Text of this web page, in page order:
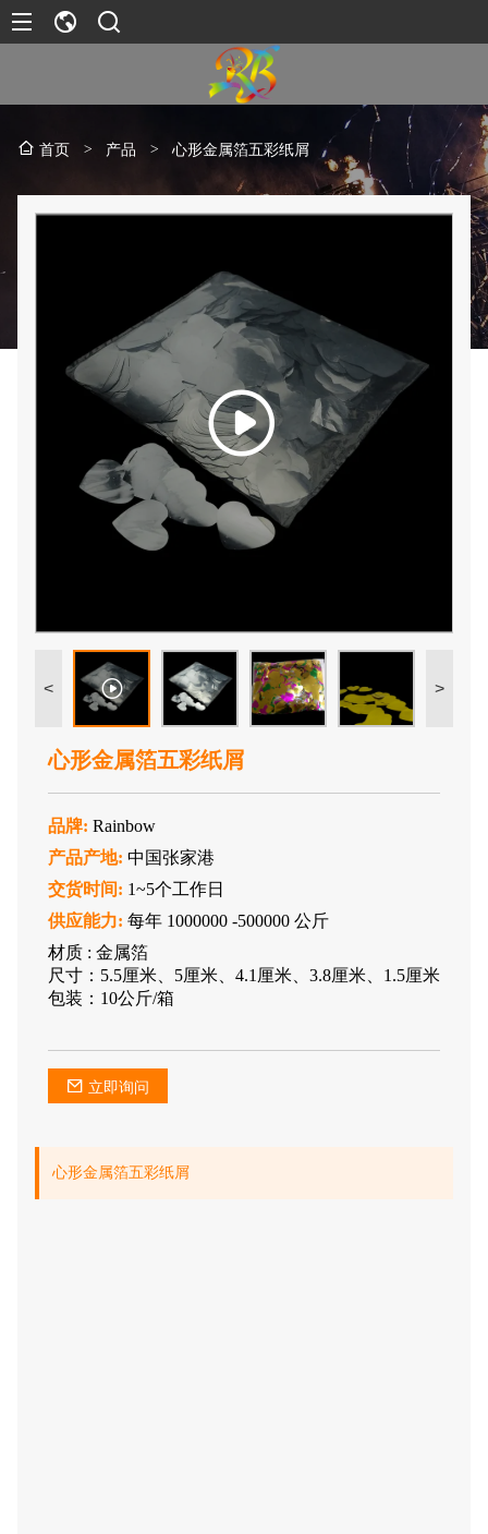
首页 > 产品 > 心形金属箔五彩纸屑
< >
心形金属箔五彩纸屑
品牌: Rainbow
产品产地: 中国张家港
交货时间: 1~5个工作日
供应能力: 每年 1000000 -500000 公斤
材质 : 金属箔
尺寸：5.5厘米、5厘米、4.1厘米、3.8厘米、1.5厘米
包装：10公斤/箱
立即询问
心形金属箔五彩纸屑